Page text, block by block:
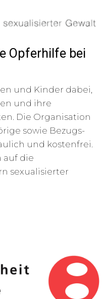
Opferhilfe bei
und Kinder dabei,
und ihre
Die Organisation
sowie Bezugs-
und kostenfrei.
auf die
sexualisierter